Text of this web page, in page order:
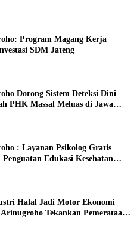
Program Magang Kerja
SDM Jateng
Dorong Sistem Deteksi Dini
PHK Massal Meluas di Jawa
: Layanan Psikolog Gratis
Edukasi Kesehatan
Halal Jadi Motor Ekonomi
Arinugroho Tekankan Pemerataan